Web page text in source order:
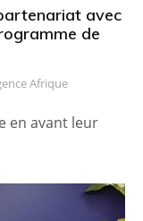
avec
de
Afrique
en avant leur